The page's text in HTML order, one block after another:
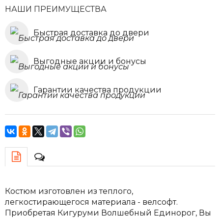
НАШИ ПРЕИМУЩЕСТВА
Быстрая доставка до двери
Выгодные акции и бонусы
Гарантии качества продукции
Костюм изготовлен из теплого,
легкостирающегося материала - велсофт.
Приобретая Кигуруми Волшебный Единорог, Вы